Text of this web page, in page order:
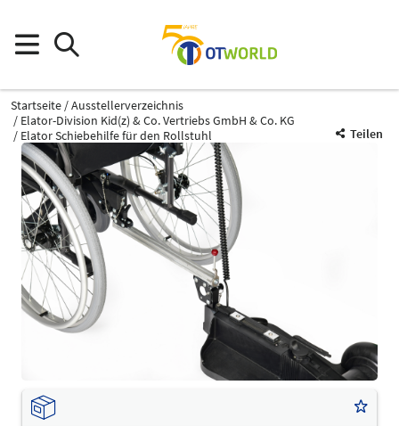
Startseite
Ausstellerverzeichnis
Elator-Division Kid(z) & Co. Vertriebs GmbH & Co. KG
Elator Schiebehilfe für den Rollstuhl
Teilen